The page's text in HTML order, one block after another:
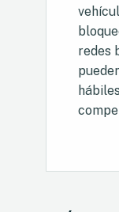
redes